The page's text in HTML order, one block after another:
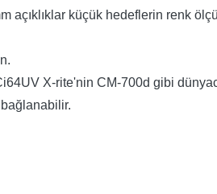
açıklıklar küçük hedeflerin renk
X-rite'nin CM-700d gibi